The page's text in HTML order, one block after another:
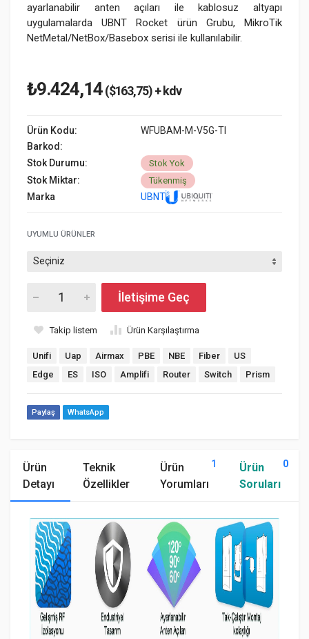
ayarlanabilir anten açıları ile kablosuz altyapı
uygulamalarda UBNT Rocket ürün Grubu, MikroTik
NetMetal/NetBox/Basebox serisi ile kullanılabilir.
₺9.424,14($163,75) + kdv
Ürün Kodu:
WFUBAM-M-V5G-TI
Barkod:
Stok Durumu:
Stok Yok
Stok Miktar: Tükenmiş
Marka UBNT
UYUMLU ÜRÜNLER
İletişime Geç
Takip listem Ürün Karşılaştırma
Unifi Uap Airmax PBE NBE Fiber
US
Edge
ES ISO Amplifi Router Switch Prism
Paylaş WhatsApp
Ürün
Detayı
Teknik
Özellikler
Ürün
Yorumları
1
Ürün
Soruları
0